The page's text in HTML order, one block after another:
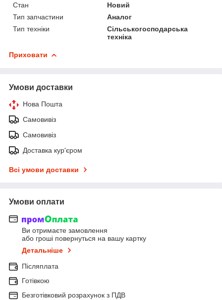
Стан
Новий
Тип запчастини
Аналог
Тип техніки
Сільськогосподарська
техніка
Приховати
Умови доставки
Нова Пошта
Самовивіз
Самовивіз
Доставка кур'єром
Всі умови доставки
Умови оплати
Ви отримаєте замовлення
або гроші повернуться на вашу картку
Детальніше
Післяплата
Готівкою
Безготівковий розрахунок з ПДВ